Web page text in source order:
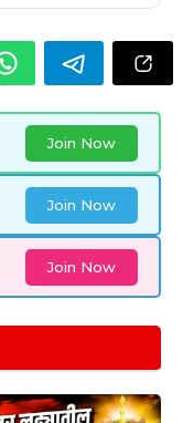
Join Now
Join Now
Join Now